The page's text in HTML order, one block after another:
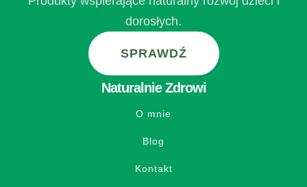
dorosłych.
SPRAWDŹ
Naturalnie Zdrowi
O mnie
Blog
Kontakt